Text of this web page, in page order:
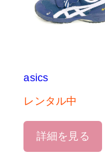
asics
レンタル中
詳細を見る